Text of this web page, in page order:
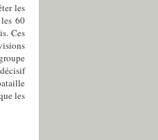
les
60
Ces
les